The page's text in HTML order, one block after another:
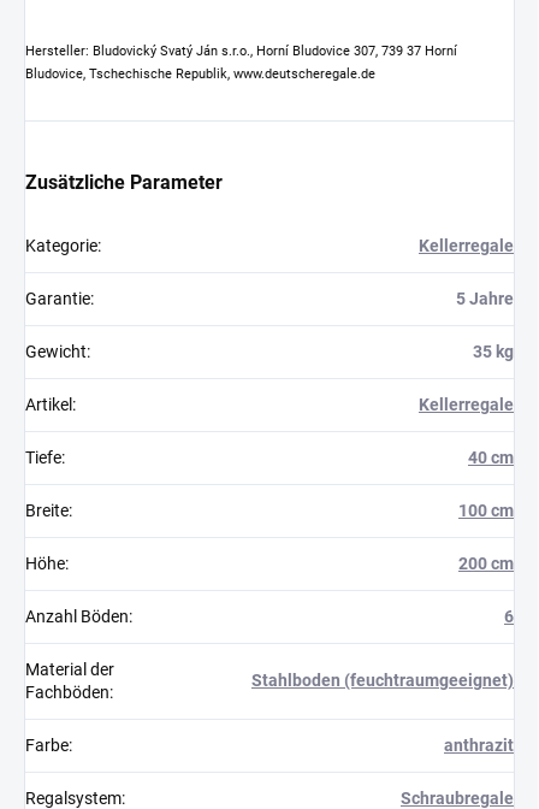
Hersteller: Bludovický Svatý Ján s.r.o., Horní Bludovice 307, 739 37 Horní
Bludovice, Tschechische Republik, www.deutscheregale.de
Zusätzliche Parameter
Kategorie: Kellerregale
Garantie: 5 Jahre
Gewicht: 35 kg
Artikel : Kellerregale
Tiefe: 40 cm
Breite: 100 cm
Höhe: 200 cm
Anzahl Böden: 6
Material der
Fachböden:
Stahlboden (feuchtraumgeeignet)
Farbe: anthrazit
Regalsystem: Schraubregale